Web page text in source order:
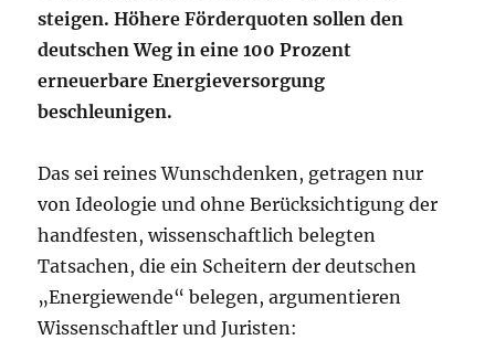
steigen. Höhere Förderquoten sollen den
deutschen Weg in eine 100 Prozent
erneuerbare Energieversorgung
beschleunigen.
Das sei reines Wunschdenken, getragen nur
von Ideologie und ohne Berücksichtigung der
handfesten, wissenschaftlich belegten
Tatsachen, die ein Scheitern der deutschen
„Energiewende“ belegen, argumentieren
Wissenschaftler und Juristen: